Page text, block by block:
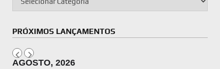
PRÓXIMOS LANÇAMENTOS
AGOSTO, 2026